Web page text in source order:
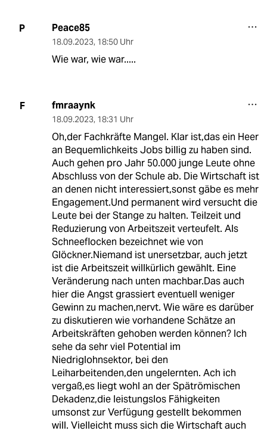
P Peace85
18.09.2023, 18:50 Uhr
Wie war, wie war.....
F fmraaynk
18.09.2023, 18:31 Uhr
Oh,der Fachkräfte Mangel. Klar ist,das ein Heer
an Bequemlichkeits Jobs billig zu haben sind.
Auch gehen pro Jahr 50.000 junge Leute ohne
Abschluss von der Schule ab. Die Wirtschaft ist
an denen nicht interessiert,sonst gäbe es mehr
Engagement.Und permanent wird versucht die
Leute bei der Stange zu halten. Teilzeit und
Reduzierung von Arbeitszeit verteufelt. Als
Schneeflocken bezeichnet wie von
Glöckner.Niemand ist unersetzbar, auch jetzt
ist die Arbeitszeit willkürlich gewählt. Eine
Veränderung nach unten machbar.Das auch
hier die Angst grassiert eventuell weniger
Gewinn zu machen,nervt. Wie wäre es darüber
zu diskutieren wie vorhandene Schätze an
Arbeitskräften gehoben werden können? Ich
sehe da sehr viel Potential im
Niedriglohnsektor, bei den
Leiharbeitenden,den ungelernten. Ach ich
vergaß,es liegt wohl an der Spätrömischen
Dekadenz,die leistungslos Fähigkeiten
umsonst zur Verfügung gestellt bekommen
will. Vielleicht muss sich die Wirtschaft auch